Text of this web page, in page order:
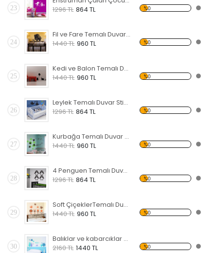
23
1296 TL 864 TL %0
24
Fil ve Fare Temalı Duvar Sticker
1440 TL 960 TL %0
25
Kedi ve Balon Temalı Duvar Sticker
1440 TL 960 TL %0
26
Leylek Temalı Duvar Sticker
1296 TL 864 TL %0
27
Kurbağa Temalı Duvar Sticker
1440 TL 960 TL %0
28
4 Penguen Temalı Duvar Sticker
1296 TL 864 TL %0
29
Soft ÇiçeklerTemalı Duvar Sticker
1440 TL 960 TL %0
30
Balıklar ve kabarcıklar Temalı Duvar Sticker
2160 TL 1440 TL %0